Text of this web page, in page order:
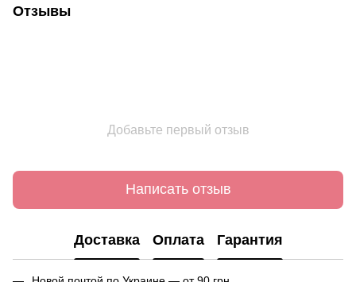
Отзывы
Добавьте первый отзыв
Написать отзыв
Доставка Оплата Гарантия